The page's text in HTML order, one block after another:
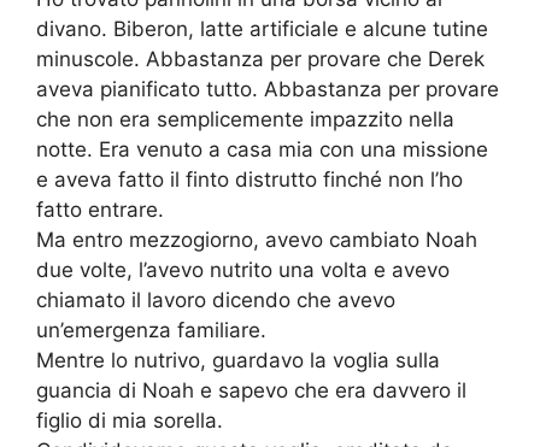
divano. Biberon, latte artificiale e alcune tutine
minuscole. Abbastanza per provare che Derek
aveva pianificato tutto. Abbastanza per provare
che non era semplicemente impazzito nella
notte. Era venuto a casa mia con una missione
e aveva fatto il finto distrutto finché non l’ho
fatto entrare.
Ma entro mezzogiorno, avevo cambiato Noah
due volte, l’avevo nutrito una volta e avevo
chiamato il lavoro dicendo che avevo
un’emergenza familiare.
Mentre lo nutrivo, guardavo la voglia sulla
guancia di Noah e sapevo che era davvero il
figlio di mia sorella.